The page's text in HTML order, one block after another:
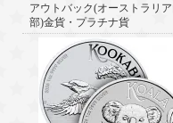
アウトバック(オーストラリ
部)金貨・プラチナ貨